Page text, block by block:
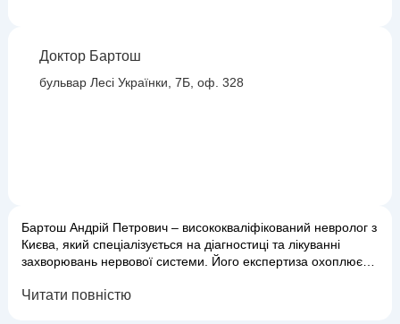
Доктор Бартош
бульвар Лесі Українки, 7Б, оф. 328
Бартош Андрій Петрович – висококваліфікований невролог з
Києва, який спеціалізується на діагностиці та лікуванні
захворювань нервової системи. Його експертиза охоплює
походження, мігрень, запаморочення, порушення сну,
Читати повністю